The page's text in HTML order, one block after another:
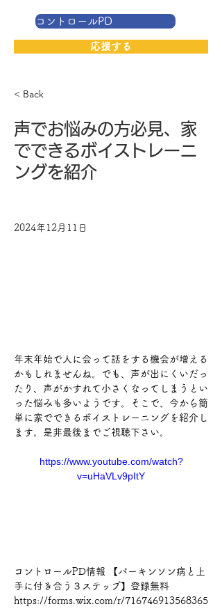
応援する
コントロールPD
< Back
声でお悩みの方必見、家
でできるボイストレーニ
ングを紹介
2024年12月11日
年末年始で人に会って話をする機会が増える
かもしれませんね。でも、声が出にくいだっ
たり、声がかすれて小さくなってしまうとい
った悩みも多いようです。そこで、今から簡
単に家でできるボイストレーニングを紹介し
ます。是非最後までご視聴下さい。
https://www.youtube.com/watch?
v=uHaVLv9pItY
コントロールPD情報 【パーキンソン病と上
手に付き合う３ステップ】登録無料
https://forms.wix.com/r/716746913568365